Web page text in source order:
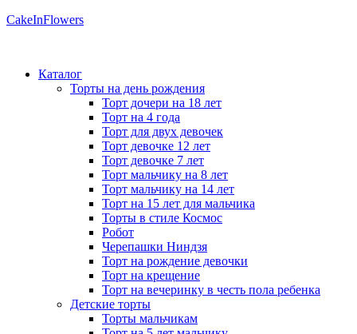
CakeInFlowers
Каталог
Торты на день рождения
Торт дочери на 18 лет
Торт на 4 года
Торт для двух девочек
Торт девочке 12 лет
Торт девочке 7 лет
Торт мальчику на 8 лет
Торт мальчику на 14 лет
Торт на 15 лет для мальчика
Торты в стиле Космос
Робот
Черепашки Ниндзя
Торт на рождение девочки
Торт на крещение
Торт на вечеринку в честь пола ребенка
Детские торты
Торты мальчикам